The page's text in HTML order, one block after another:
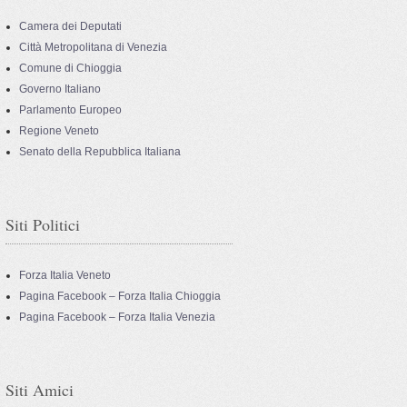
Camera dei Deputati
Città Metropolitana di Venezia
Comune di Chioggia
Governo Italiano
Parlamento Europeo
Regione Veneto
Senato della Repubblica Italiana
Siti Politici
Forza Italia Veneto
Pagina Facebook – Forza Italia Chioggia
Pagina Facebook – Forza Italia Venezia
Siti Amici